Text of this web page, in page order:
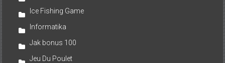
Ice Fishing Game
Informatika
Jak bonus 100
Jeu Du Poulet